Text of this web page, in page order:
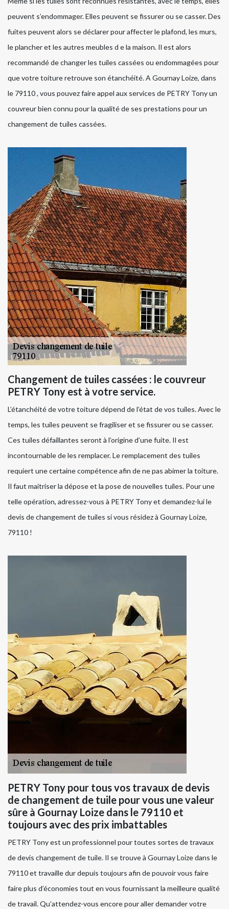
peuvent s’endommager. Elles peuvent se fissurer ou se casser. Des
fuites peuvent alors se déclarer pour affecter le plafond, les murs,
le plancher et les autres meubles d e la maison. Il est alors
recommandé de changer les tuiles cassées ou endommagées pour
que votre toiture retrouve son étanchéité. A Gournay Loize, dans
le 79110 , vous pouvez faire appel aux services de PETRY Tony un
couvreur bien connu pour la qualité de ses prestations pour un
changement de tuiles cassées.
Changement de tuiles cassées : le couvreur
PETRY Tony est à votre service.
L’étanchéité de votre toiture dépend de l’état de vos tuiles. Avec le
temps, les tuiles peuvent se fragiliser et se fissurer ou se casser.
Ces tuiles défaillantes seront à l’origine d’une fuite. Il est
incontournable de les remplacer. Le remplacement des tuiles
requiert une certaine compétence afin de ne pas abimer la toiture.
Il faut maitriser la dépose et la pose de nouvelles tuiles. Pour une
telle opération, adressez-vous à PETRY Tony et demandez-lui le
devis de changement de tuiles si vous résidez à Gournay Loize,
79110 !
PETRY Tony pour tous vos travaux de devis
de changement de tuile pour vous une valeur
sûre à Gournay Loize dans le 79110 et
toujours avec des prix imbattables
PETRY Tony est un professionnel pour toutes sortes de travaux
de devis changement de tuile. Il se trouve à Gournay Loize dans le
79110 et travaille dur depuis toujours afin de pouvoir vous faire
faire plus d’économies tout en vous fournissant la meilleure qualité
de travail. Qu’attendez-vous encore pour aller demander votre